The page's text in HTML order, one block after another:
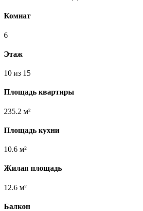
Комнат
6
Этаж
10 из 15
Площадь квартиры
235.2 м²
Площадь кухни
10.6 м²
Жилая площадь
12.6 м²
Балкон